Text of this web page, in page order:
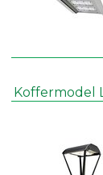
Koffermodel